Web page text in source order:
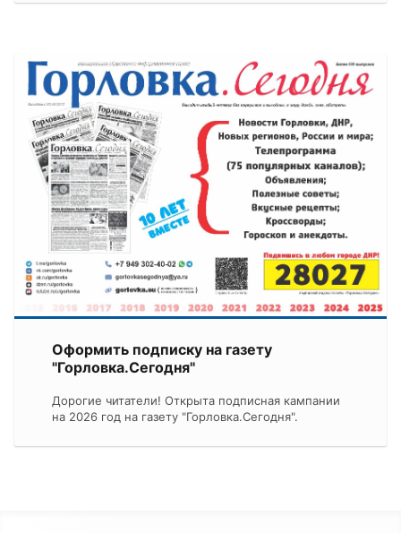
Оформить подписку на газету
"Горловка.Сегодня"
Дорогие читатели! Открыта подписная кампании
на 2026 год на газету "Горловка.Сегодня".